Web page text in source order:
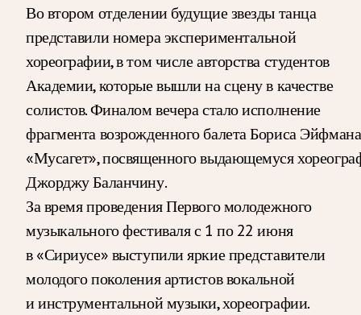
Во втором отделении будущие звезды танца
представили номера экспериментальной
хореографии, в том числе авторства студентов
Академии, которые вышли на сцену в качестве
солистов. Финалом вечера стало исполнение
фрагмента возрожденного балета Бориса Эйфмана
«Мусагет», посвященного выдающемуся
Джорджу Баланчину.
За время проведения Первого молодежного
музыкального фестиваля с 1 по 22 июня
в «Сириусе» выступили яркие представители
молодого поколения артистов вокальной
и инструментальной музыки, хореографии.